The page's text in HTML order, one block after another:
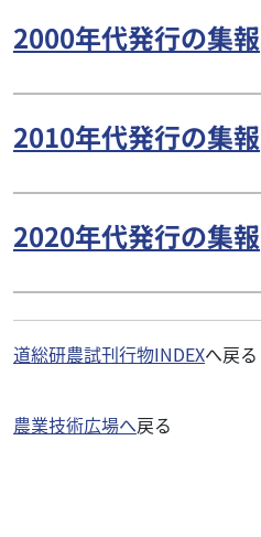
2000年代発行の集報
2010年代発行の集報
2020年代発行の集報
道総研農試刊行物INDEXへ戻る
農業技術広場へ戻る